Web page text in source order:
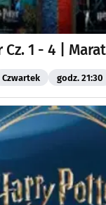
1 - 4 |
Czwartek godz. 21:30